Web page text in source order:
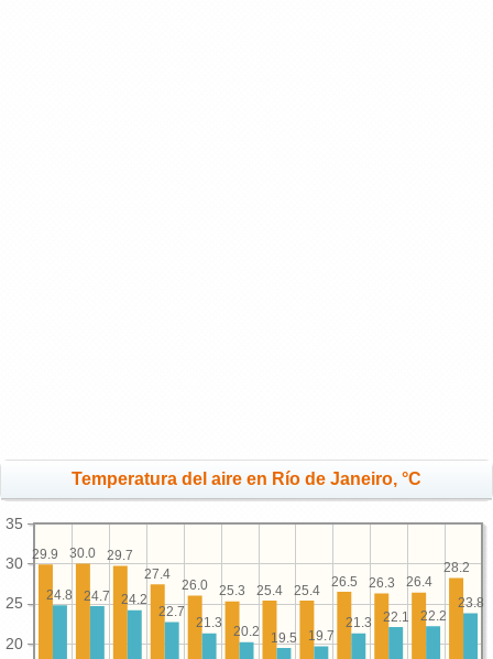
Temperatura del aire en Río de Janeiro, °C
20
25
30
35
28.2
26.4
26.3
26.5
25.4
25.4
25.3
26.0
27.4
29.7
30.0
29.9
23.8
22.2
22.1
21.3
19.7
19.5
20.2
21.3
22.7
24.2
24.7
24.8